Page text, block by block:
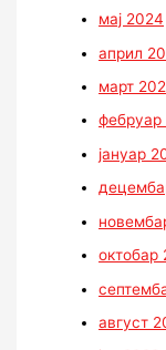
мај 2024
април
март
фебруар
јануар
октобар
август